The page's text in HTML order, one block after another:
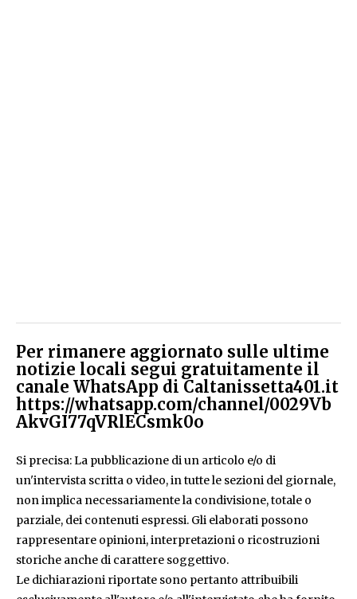
Per rimanere aggiornato sulle ultime
notizie locali segui gratuitamente il
canale WhatsApp di Caltanissetta401.it
https://whatsapp.com/channel/0029Vb
AkvGI77qVRlECsmk0o
Si precisa: La pubblicazione di un articolo e/o di
un'intervista scritta o video, in tutte le sezioni del giornale,
non implica necessariamente la condivisione, totale o
parziale, dei contenuti espressi. Gli elaborati possono
rappresentare opinioni, interpretazioni o ricostruzioni
storiche anche di carattere soggettivo.
Le dichiarazioni riportate sono pertanto attribuibili